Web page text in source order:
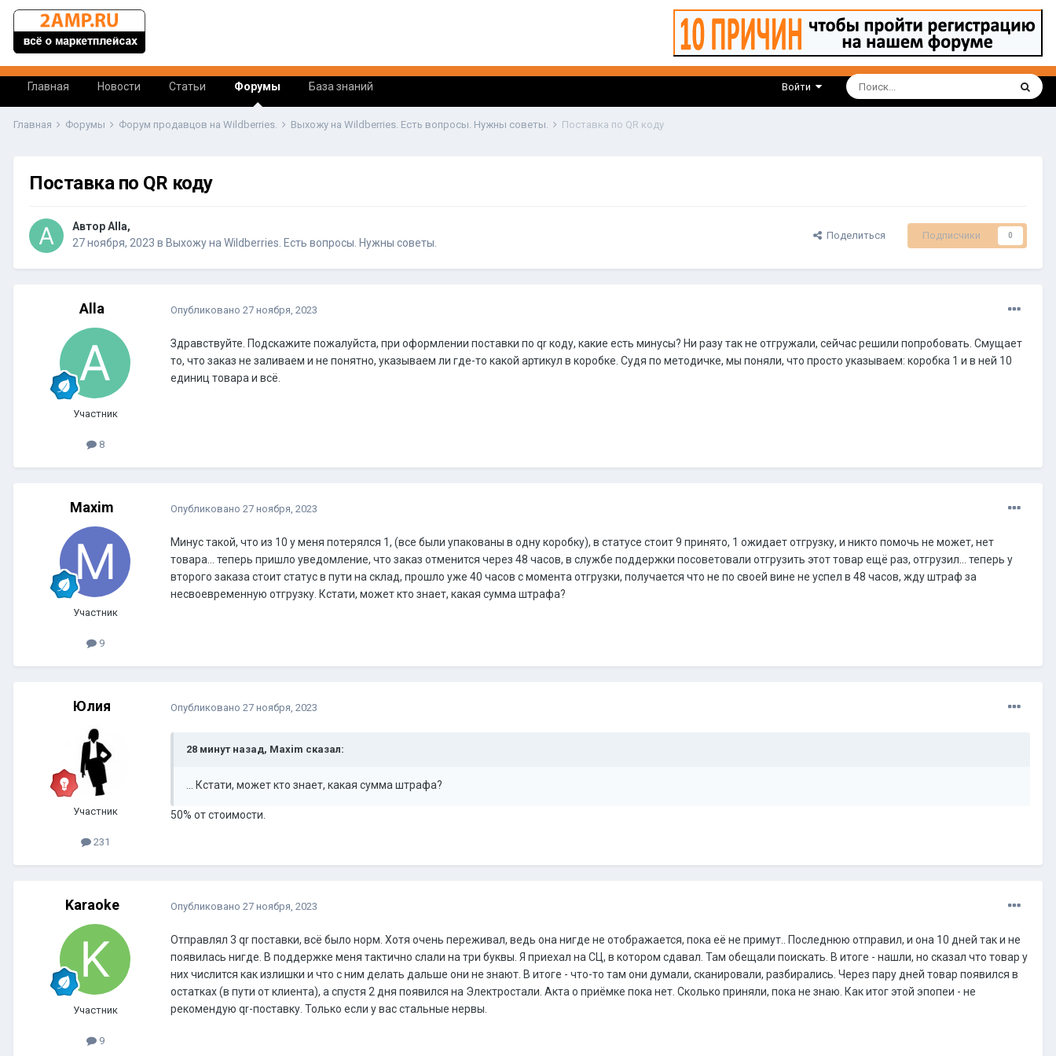
Главная Новости Статьи Форумы База знаний Войти
Главная Форумы Форум продавцов на Wildberries. Выхожу на Wildberries. Есть вопросы. Нужны советы. Поставка по QR коду
Поставка по QR коду
Автор Alla,
27 ноября, 2023 в Выхожу на Wildberries. Есть вопросы. Нужны советы.
Поделиться Подписчики 0
Alla
Участник
8
Опубликовано 27 ноября, 2023
Здравствуйте. Подскажите пожалуйста, при оформлении поставки по qr коду, какие есть минусы? Ни разу так не отгружали, сейчас решили попробовать. Смущает
то, что заказ не заливаем и не понятно, указываем ли где-то какой артикул в коробке. Судя по методичке, мы поняли, что просто указываем: коробка 1 и в ней 10
единиц товара и всё.
Maxim
Участник
9
Опубликовано 27 ноября, 2023
Минус такой, что из 10 у меня потерялся 1, (все были упакованы в одну коробку), в статусе стоит 9 принято, 1 ожидает отгрузку, и никто помочь не может, нет
товара... теперь пришло уведомление, что заказ отменится через 48 часов, в службе поддержки посоветовали отгрузить этот товар ещё раз, отгрузил... теперь у
второго заказа стоит статус в пути на склад, прошло уже 40 часов с момента отгрузки, получается что не по своей вине не успел в 48 часов, жду штраф за
несвоевременную отгрузку. Кстати, может кто знает, какая сумма штрафа?
Юлия
Участник
231
Опубликовано 27 ноября, 2023
28 минут назад, Maxim сказал:
... Кстати, может кто знает, какая сумма штрафа?
50% от стоимости.
Karaoke
Участник
9
Опубликовано 27 ноября, 2023
Отправлял 3 qr поставки, всё было норм. Хотя очень переживал, ведь она нигде не отображается, пока её не примут.. Последнюю отправил, и она 10 дней так и не
появилась нигде. В поддержке меня тактично слали на три буквы. Я приехал на СЦ, в котором сдавал. Там обещали поискать. В итоге - нашли, но сказал что товар у
них числится как излишки и что с ним делать дальше они не знают. В итоге - что-то там они думали, сканировали, разбирались. Через пару дней товар появился в
остатках (в пути от клиента), а спустя 2 дня появился на Электростали. Акта о приёмке пока нет. Сколько приняли, пока не знаю. Как итог этой эпопеи - не
рекомендую qr-поставку. Только если у вас стальные нервы.